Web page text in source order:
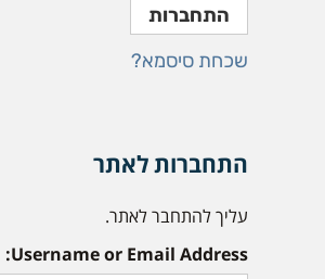
שכחת סיסמא?
התחברות לאתר
עליך להתחבר לאתר.
Username or Email Address: